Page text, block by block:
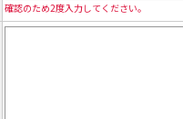
確認のため2度入力してください。